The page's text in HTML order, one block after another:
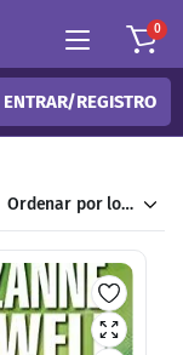
0
ENTRAR/REGISTRO